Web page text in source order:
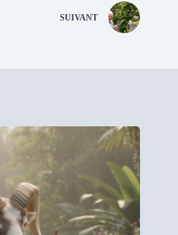
SUIVANT